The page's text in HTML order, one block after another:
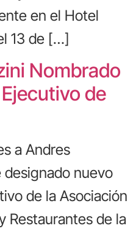
en el Hotel
13 de […]
Nombrado
de
a Andres
nuevo
de la Asociación
Restaurantes de la